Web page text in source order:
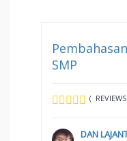
SMP
(
DAN